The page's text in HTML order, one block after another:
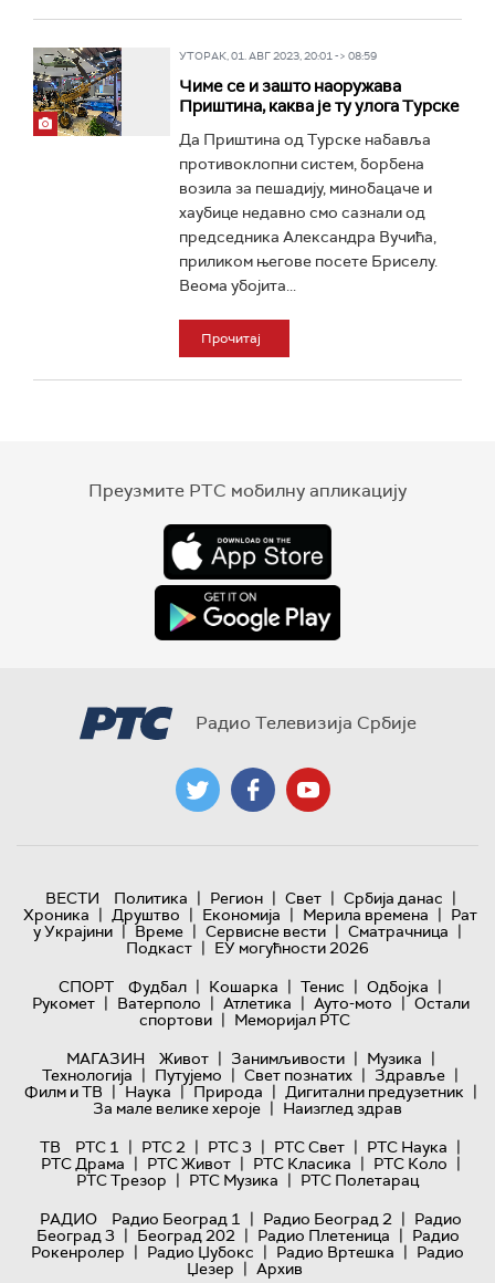
УТОРАК, 01. АВГ 2023, 20:01 -> 08:59
Чиме се и зашто наоружава
Приштина, каква је ту улога Турске
Да Приштина од Турске набавља
противоклопни систем, борбена
возила за пешадију, минобацаче и
хаубице недавно смо сазнали од
председника Александра Вучића,
приликом његове посете Бриселу.
Веома убојита...
Прочитај
Преузмите РТС мобилну апликацију
Радио Телевизија Србије
ВЕСТИ Политика | Регион | Свет | Србија данас |
Хроника | Друштво | Економија | Мерила времена | Рат
у Украјини | Време | Сервисне вести | Сматрачница |
Подкаст | ЕУ могућности 2026
СПОРТ
Фудбал | Кошарка | Тенис | Одбојка |
Рукомет | Ватерполо | Атлетика | Ауто-мото | Остали
спортови | Меморијал РТС
МАГАЗИН
Живот | Занимљивости | Музика |
Технологијa | Путујемо | Свет познатих | Здравље |
Филм и ТВ | Наука | Природа | Дигитални предузетник |
За мале велике хероје | Наизглед здрав
ТВ
РТС 1 | РТС 2 | РТС 3 | РТС Свет | РТС Наука |
РТС Драма | РТС Живот | РТС Класика | РТС Коло |
РТС Трезор | РТС Музика | РТС Полетарац
РАДИО
Радио Београд 1 | Радио Београд 2 | Радио
Београд 3 | Београд 202 | Радио Плетеница | Радио
Рокенролер | Радио Џубокс | Радио Вртешка | Радио
Џезер | Архив